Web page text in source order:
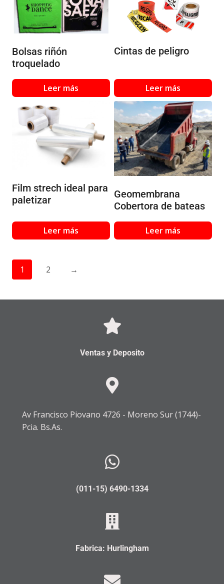
Bolsas riñón
troquelado
Leer más
Cintas de peligro
Leer más
Film strech ideal para
paletizar
Leer más
Geomembrana
Cobertora de bateas
Leer más
1 2 →
Ventas y Deposito
Av Francisco Piovano 4726 - Moreno Sur (1744)-
Pcia. Bs.As.
(011-15) 6490-1334
Fabrica: Hurlingham